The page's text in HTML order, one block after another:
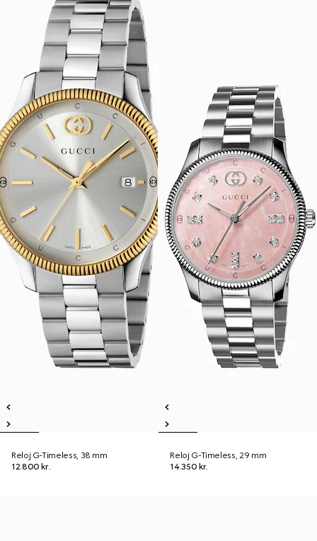
Reloj G-Timeless, 38 mm
12.800 kr.
Reloj G-Timeless, 29 mm
14.350 kr.